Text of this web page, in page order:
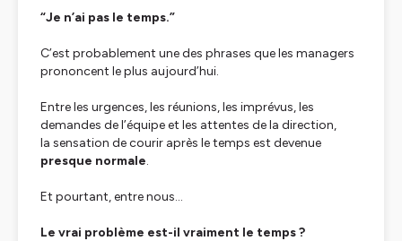
“Je n’ai pas le temps.”
C’est probablement une des phrases que les managers
prononcent le plus aujourd’hui.
Entre les urgences, les réunions, les imprévus, les
demandes de l’équipe et les attentes de la direction,
la sensation de courir après le temps est devenue
presque normale.
Et pourtant, entre nous…
Le vrai problème est-il vraiment le temps ?